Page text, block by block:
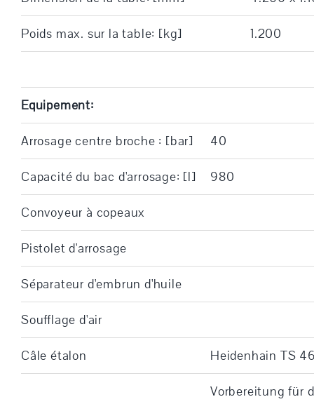
Poids max. sur la table: [kg] 1.200
Equipement:
Arrosage centre broche : [bar] 40
Capacité du bac d'arrosage: [l] 980
Convoyeur à copeaux
Pistolet d'arrosage
Séparateur d'embrun d'huile
Soufflage d'air
Câle étalon Heidenhain TS
Vorbereitung für